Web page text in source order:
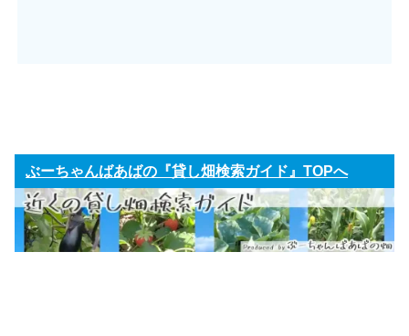
ぶーちゃんばあばの『貸し畑検索ガイド』TOPへ